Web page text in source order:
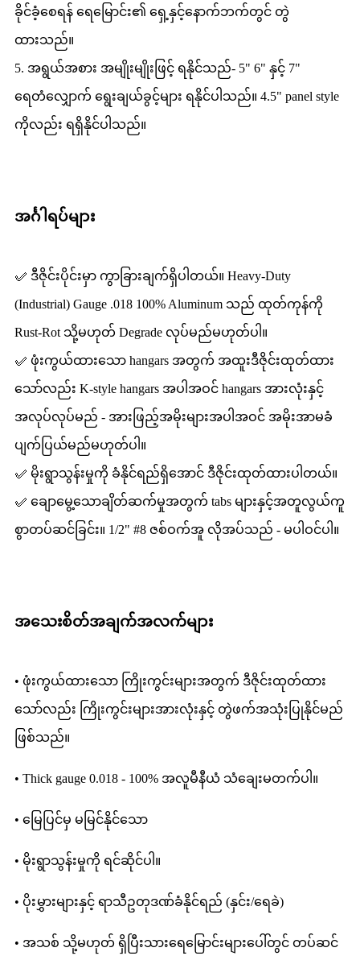
ခိုင်ခံ့စေရန် ရေမြောင်း၏ ရှေ့နှင့်နောက်ဘက်တွင် တွဲ
ထားသည်။
5. အရွယ်အစား အမျိုးမျိုးဖြင့် ရနိုင်သည်- 5" 6" နှင့် 7"
ရေတံလျှောက် ရွေးချယ်ခွင့်များ ရနိုင်ပါသည်။ 4.5" panel style
ကိုလည်း ရရှိနိုင်ပါသည်။
အင်္ဂါရပ်များ
✅ ဒီဇိုင်းပိုင်းမှာ ကွာခြားချက်ရှိပါတယ်။ Heavy-Duty
(Industrial) Gauge .018 100% Aluminum သည် ထုတ်ကုန်ကို
Rust-Rot သို့မဟုတ် Degrade လုပ်မည်မဟုတ်ပါ။
✅ ဖုံးကွယ်ထားသော hangars အတွက် အထူးဒီဇိုင်းထုတ်ထား
သော်လည်း K-style hangars အပါအဝင် hangars အားလုံးနှင့်
အလုပ်လုပ်မည် - အားဖြည့်အမိုးများအပါအဝင် အမိုးအာမခံ
ပျက်ပြယ်မည်မဟုတ်ပါ။
✅ မိုးရွာသွန်းမှုကို ခံနိုင်ရည်ရှိအောင် ဒီဇိုင်းထုတ်ထားပါတယ်။
✅ ချောမွေ့သောချိတ်ဆက်မှုအတွက် tabs များနှင့်အတူလွယ်ကူ
စွာတပ်ဆင်ခြင်း။ 1/2" #8 ဇစ်ဝက်အူ လိုအပ်သည် - မပါဝင်ပါ။
အသေးစိတ်အချက်အလက်များ
• ဖုံးကွယ်ထားသော ကြိုးကွင်းများအတွက် ဒီဇိုင်းထုတ်ထား
သော်လည်း ကြိုးကွင်းများအားလုံးနှင့် တွဲဖက်အသုံးပြုနိုင်မည်
ဖြစ်သည်။
• Thick gauge 0.018 - 100% အလူမီနီယံ သံချေးမတက်ပါ။
• မြေပြင်မှ မမြင်နိုင်သော
• မိုးရွာသွန်းမှုကို ရင်ဆိုင်ပါ။
• ပိုးမွှားများနှင့် ရာသီဥတုဒဏ်ခံနိုင်ရည် (နှင်း/ရေခဲ)
• အသစ် သို့မဟုတ် ရှိပြီးသားရေမြောင်းများပေါ်တွင် တပ်ဆင်